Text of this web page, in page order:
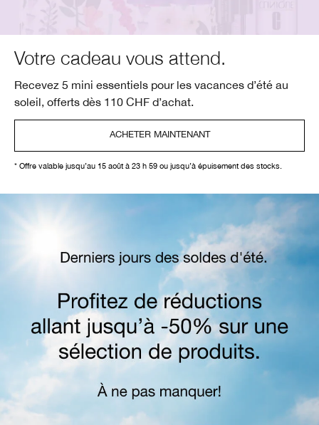
Votre cadeau vous attend.
Recevez 5 mini essentiels pour les vacances d’été au
soleil, offerts dès 110 CHF d’achat.
ACHETER MAINTENANT
* Offre valable jusqu’au 15 août à 23 h 59 ou jusqu’à épuisement des stocks.